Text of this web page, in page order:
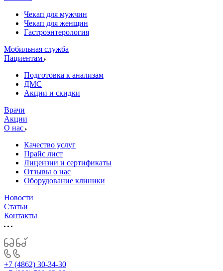
Чекап для мужчин
Чекап для женщин
Гастроэнтерология
Мобильная служба
Пациентам
Подготовка к анализам
­ДМС
­Акции и скидки
Врачи
Акции
О нас
Качество услуг
Прайс лист
Лицензии и сертификаты
Отзывы о нас
Оборудование клиники
Новости
Статьи
Контакты
+7 (4862) 30-34-30